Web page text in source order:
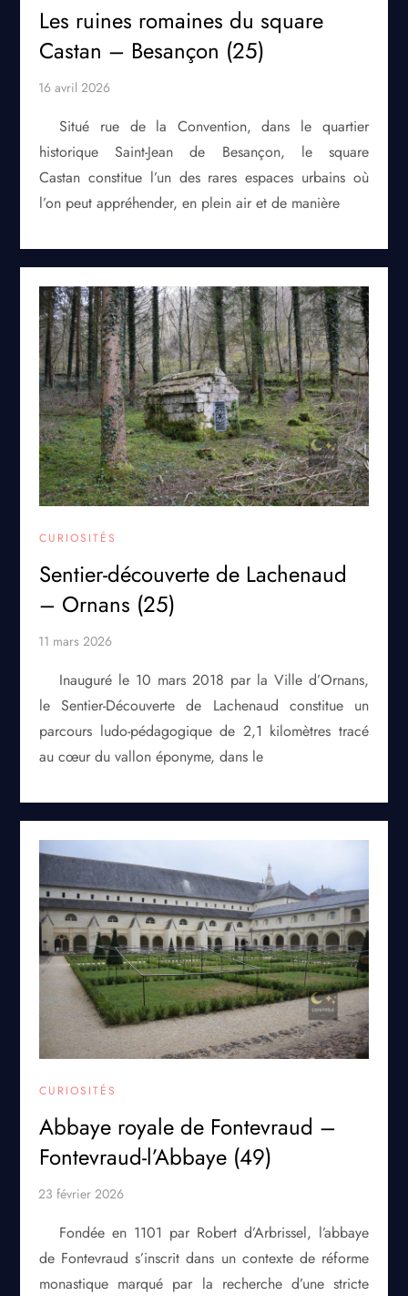
Les ruines romaines du square
Castan – Besançon (25)
Situé rue de la Convention, dans le quartier
historique Saint-Jean de Besançon, le square
Castan constitue l’un des rares espaces urbains où
l’on peut appréhender, en plein air et de manière
CURIOSITÉS
Sentier-découverte de Lachenaud
– Ornans (25)
Inauguré le 10 mars 2018 par la Ville d’Ornans,
le Sentier-Découverte de Lachenaud constitue un
parcours ludo-pédagogique de 2,1 kilomètres tracé
au cœur du vallon éponyme, dans le
CURIOSITÉS
Abbaye royale de Fontevraud –
Fontevraud-l’Abbaye (49)
Fondée en 1101 par Robert d’Arbrissel, l’abbaye
de Fontevraud s’inscrit dans un contexte de réforme
monastique marqué par la recherche d’une stricte